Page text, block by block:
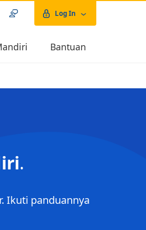
Log In
Bantuan
.
Ikuti panduannya